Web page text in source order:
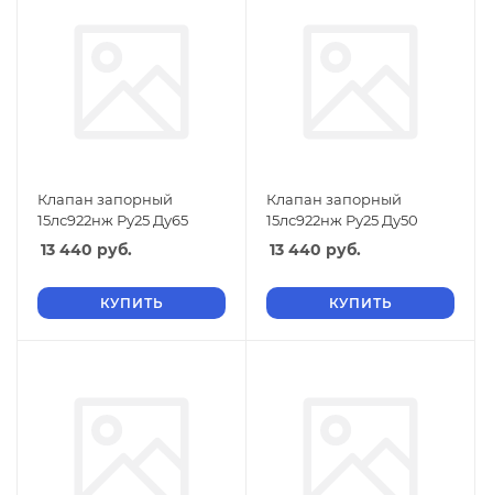
Клапан запорный
15лс922нж Ру25 Ду65
13 440 руб.
КУПИТЬ
Клапан запорный
15лс922нж Ру25 Ду50
13 440 руб.
КУПИТЬ